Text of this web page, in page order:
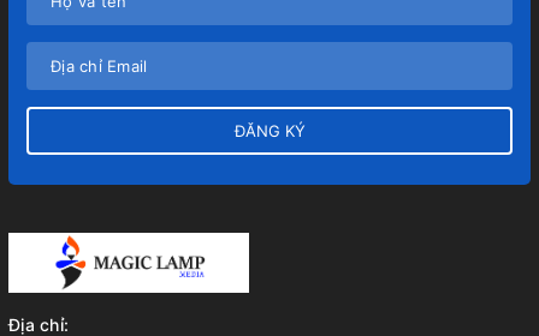
ĐĂNG KÝ
Địa chỉ: